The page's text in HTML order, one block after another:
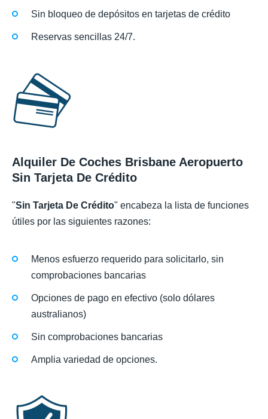
Sin bloqueo de depósitos en tarjetas de crédito
Reservas sencillas 24/7.
Alquiler De Coches Brisbane Aeropuerto
Sin Tarjeta De Crédito
"Sin Tarjeta De Crédito" encabeza la lista de funciones
útiles por las siguientes razones:
Menos esfuerzo requerido para solicitarlo, sin
comprobaciones bancarias
Opciones de pago en efectivo (solo dólares
australianos)
Sin comprobaciones bancarias
Amplia variedad de opciones.